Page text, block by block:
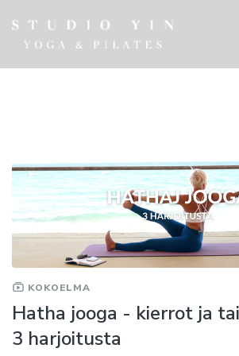
KOKOELMA
Hatha jooga - kierrot ja
3 harjoitusta